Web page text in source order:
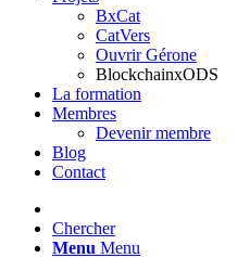
BxCat
CatVers
Ouvrir Gérone
BlockchainxODS
La formation
Membres
Devenir membre
Blog
Contact
Chercher
Menu Menu